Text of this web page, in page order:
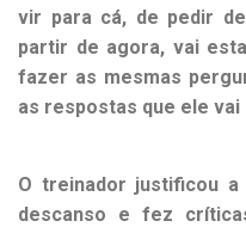
vir para cá, de pedir
partir de agora, vai
fazer as mesmas
as respostas que ele vai
O treinador justificou a
descanso e fez